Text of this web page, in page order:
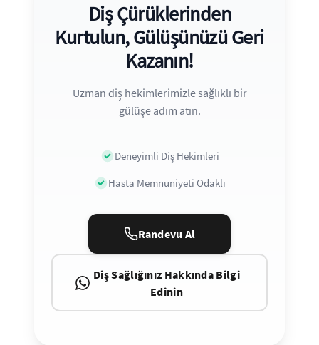
Diş Çürüklerinden
Kurtulun, Gülüşünüzü Geri
Kazanın!
Uzman diş hekimlerimizle sağlıklı bir
gülüşe adım atın.
Deneyimli Diş Hekimleri
Hasta Memnuniyeti Odaklı
Randevu Al
Diş Sağlığınız Hakkında Bilgi
Edinin